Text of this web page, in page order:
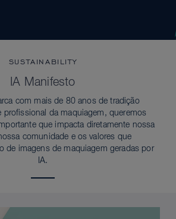
SUSTAINABILITY
IA Manifesto
com mais de 80 anos de tradição
profissional da maquiagem, queremos
que impacta diretamente nossa
comunidade e os valores que
de imagens de maquiagem geradas por
IA.